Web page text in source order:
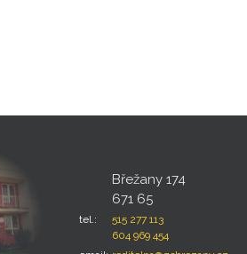
Břežany 174
671 65
tel.:
515 277 113
604 969 454